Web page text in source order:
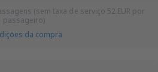
(sem taxa de serviço 52 EUR por
passageiro)
da compra